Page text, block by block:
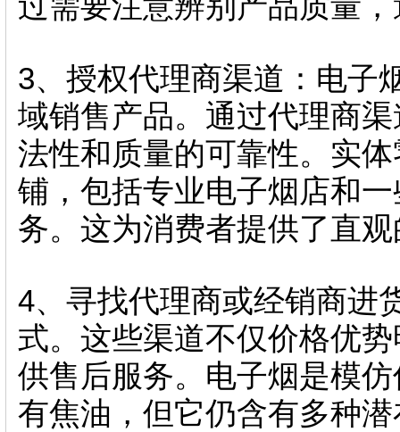
3、授权代理商渠道：电子
域销售产品。通过代理商
法性和质量的可靠性。实
铺，包括专业电子烟店和
务。这为消费者提供了直
4、寻找代理商或经销商进
式。这些渠道不仅价格优
供售后服务。电子烟是模
有焦油，但它仍含有多种